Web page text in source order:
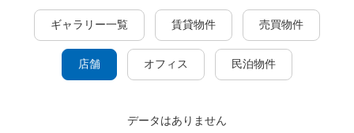
ギャラリー一覧 賃貸物件 売買物件
店舗 オフィス 民泊物件
データはありません